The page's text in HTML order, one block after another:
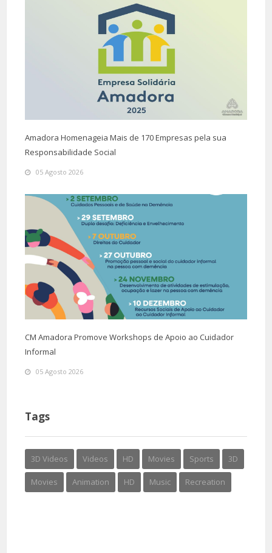
Amadora Homenageia Mais de 170 Empresas pela sua
Responsabilidade Social
05 Agosto 2026
CM Amadora Promove Workshops de Apoio ao Cuidador
Informal
05 Agosto 2026
Tags
3D Videos Videos HD Movies Sports 3D
Movies Animation HD Music Recreation